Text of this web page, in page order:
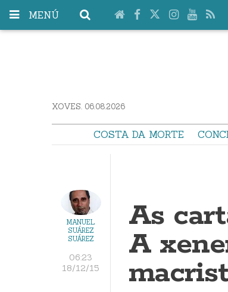
MENÚ
XOVES. 06.08.2026
COSTA DA MORTE
MANUEL
SUÁREZ
SUÁREZ
06:23
18/12/15
As
A